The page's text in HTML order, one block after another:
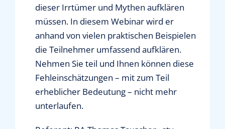
dieser Irrtümer und Mythen aufklären
müssen. In diesem Webinar wird er
anhand von vielen praktischen Beispielen
die Teilnehmer umfassend aufklären.
Nehmen Sie teil und Ihnen können diese
Fehleinschätzungen – mit zum Teil
erheblicher Bedeutung – nicht mehr
unterlaufen.